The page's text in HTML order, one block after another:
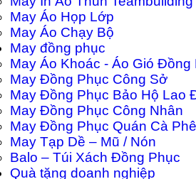
May Áo Họp Lớp
May Áo Chạy Bộ
May đồng phục
May Áo Khoác - Áo Gió Đồng
May Đồng Phục Công Sở
May Đồng Phục Bảo Hộ Lao
May Đồng Phục Công Nhân
May Đồng Phục Quán Cà Phê
May Tạp Dề – Mũ / Nón
Balo – Túi Xách Đồng Phục
Quà tặng doanh nghiệp